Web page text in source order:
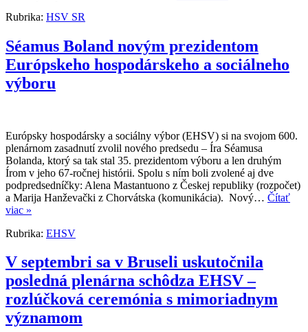
Rubrika: HSV SR
Séamus Boland novým prezidentom
Európskeho hospodárskeho a sociálneho
výboru
Európsky hospodársky a sociálny výbor (EHSV) si na svojom 600.
plenárnom zasadnutí zvolil nového predsedu – Íra Séamusa
Bolanda, ktorý sa tak stal 35. prezidentom výboru a len druhým
Írom v jeho 67-ročnej histórii. Spolu s ním boli zvolené aj dve
podpredsedníčky: Alena Mastantuono z Českej republiky (rozpočet)
a Marija Hanževački z Chorvátska (komunikácia). Nový… Čítať
viac »
Rubrika: EHSV
V septembri sa v Bruseli uskutočnila
posledná plenárna schôdza EHSV –
rozlúčková ceremónia s mimoriadnym
významom